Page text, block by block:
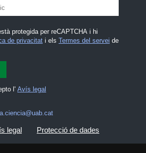
protegida per reCAPTCHA i hi
de privacitati els Termes del servei de
l' Avís legal
legal Protecció de dades